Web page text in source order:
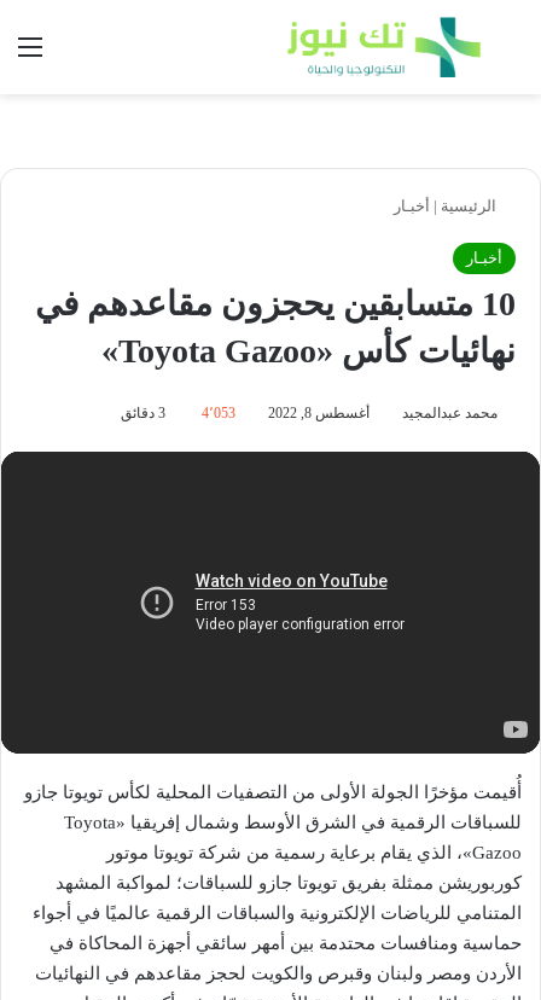
بحث عن
الرئيسية | أخبـار
أخبـار
10 متسابقين يحجزون مقاعدهم في
نهائيات كأس «Toyota Gazoo»
محمد عبدالمجيد أغسطس 8, 2022 4٬053
أُقيمت مؤخرًا الجولة الأولى من التصفيات المحلية لكأس تويوتا جازو
للسباقات الرقمية في الشرق الأوسط وشمال إفريقيا «Toyota
Gazoo»، الذي يقام برعاية رسمية من شركة تويوتا موتور
كوربوريشن ممثلة بفريق تويوتا جازو للسباقات؛ لمواكبة المشهد
المتنامي للرياضات الإلكترونية والسباقات الرقمية عالميًا في أجواء
حماسية ومنافسات محتدمة بين أمهر سائقي أجهزة المحاكاة في
الأردن ومصر ولبنان وقبرص والكويت لحجز مقاعدهم في النهائيات